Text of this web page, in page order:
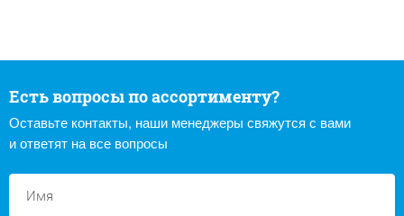
Есть вопросы по ассортименту?
Оставьте контакты, наши менеджеры свяжутся с вами
и ответят на все вопросы